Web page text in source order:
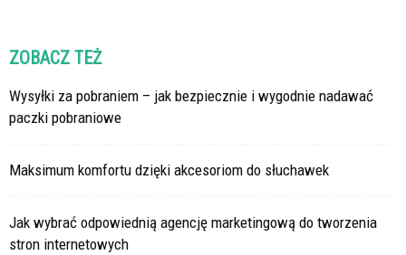
ZOBACZ TEŻ
Wysyłki za pobraniem – jak bezpiecznie i wygodnie nadawać
paczki pobraniowe
Maksimum komfortu dzięki akcesoriom do słuchawek
Jak wybrać odpowiednią agencję marketingową do tworzenia
stron internetowych